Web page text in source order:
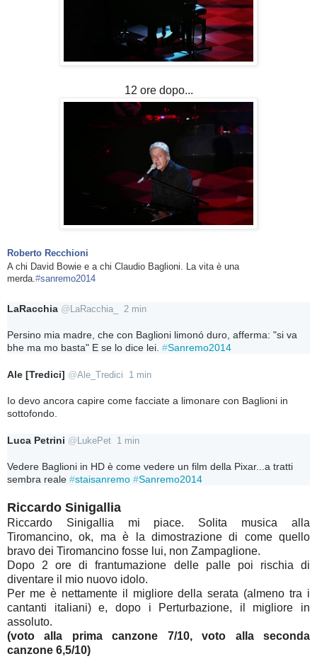
12 ore dopo...
Roberto Recchioni
A chi David Bowie e a chi Claudio Baglioni. La vita è una
merda.‪#‎sanremo2014‬
LaRacchia @ LaRacchia_ 2 min
Persino mia madre, che con Baglioni limonó duro, afferma: "si va
bhe ma mo basta" E se lo dice lei. #Sanremo2014
Ale [Tredici] @Ale_Tredici 1 min
Io devo ancora capire come facciate a limonare con Baglioni in
sottofondo.
Luca Petrini @ LukePet 1 min
Vedere Baglioni in HD è come vedere un film della Pixar...a tratti
sembra reale #staisanremo #Sanremo2014
Riccardo Sinigallia
Riccardo Sinigallia mi piace. Solita musica alla
Tiromancino, ok, ma è la dimostrazione di come quello
bravo dei Tiromancino fosse lui, non Zampaglione.
Dopo 2 ore di frantumazione delle palle poi rischia di
diventare il mio nuovo idolo.
Per me è nettamente il migliore della serata (almeno tra i
cantanti italiani) e, dopo i Perturbazione, il migliore in
assoluto.
(voto alla prima canzone 7/10, voto alla seconda
canzone 6,5/10)